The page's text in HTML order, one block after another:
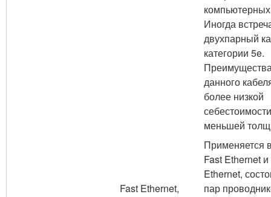
Иногда
двухпарный
категории 5e.
данного
более низкой
меньшей
Fast Ethernet,
Применяется
Fast Ethernet
Ethernet,
пар